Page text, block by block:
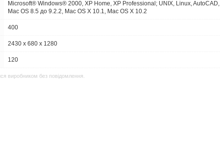
Microsoft® Windows® 2000, XP Home, XP Professional; UNIX, Linux, AutoCAD,
Mac OS 8.5 до 9.2.2, Mac OS X 10.1, Mac OS X 10.2
400
2430 x 680 x 1280
120
виробником без повідомлення.